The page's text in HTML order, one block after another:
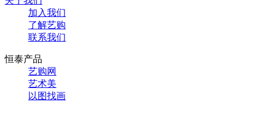
加入我们
了解艺购
联系我们
恒泰产品
艺购网
艺术美
以图找画